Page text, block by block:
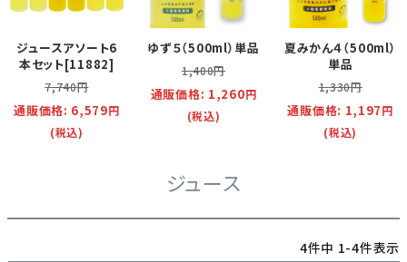
ジュースアソート6
本セット[11882]
7,740円
通販価格: 6,579円
(税込)
ゆず５（500ml）単品
1,400円
通販価格: 1,260円
(税込)
夏みかん４（500ml）
単品
1,330円
通販価格: 1,197円
(税込)
ジュース
4件中 1-4件表示